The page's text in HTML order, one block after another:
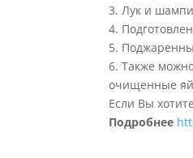
3. Лук и
4.
5.
6. Также
очищенные
Если Вы
Подробнее